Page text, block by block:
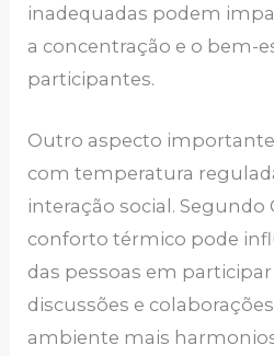
inadequadas podem
a concentração e o bem-
participantes.
Outro aspecto
com temperatura
interação social. Segundo
conforto térmico pode
das pessoas em
discussões e
ambiente mais